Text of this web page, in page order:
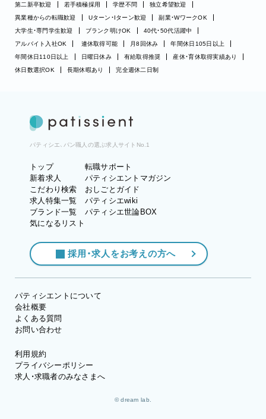
第二新卒歓迎
若手積極採用 学歴不問
独立希望歓迎
異業種からの転職歓迎
Uターン・Iターン歓迎
副業・WワークOK
大学生・専門学生歓迎
ブランク明けOK
40代・50代活躍中
アルバイト入社OK
連休取得可能 月8回休み
年間休日105日以上
年間休日110日以上
日曜日休み 有給取得推奨
産休・育休取得実績あり
休日数選択OK
長期休暇あり 完全週休二日制
パティシエ、パン職人の選ぶ求人サイトNo.1
トップ
新着求人
こだわり検索
求人特集一覧
ブランド一覧
気になるリスト
転職サポート
パティシエントマガジン
おしごとガイド
パティシエwiki
パティシエ世論BOX
採用・求人をお考えの方へ
パティシエントについて
会社概要
よくある質問
お問い合わせ
利用規約
プライバシーポリシー
求人・求職者のみなさまへ
© dream lab.